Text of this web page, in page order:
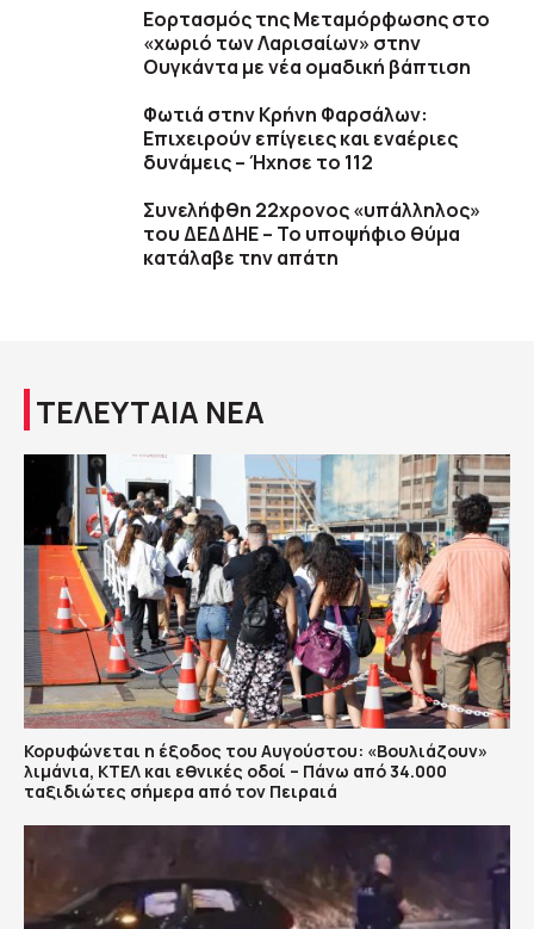
Εορτασμός της Μεταμόρφωσης στο
«χωριό των Λαρισαίων» στην
Ουγκάντα με νέα ομαδική βάπτιση
Φωτιά στην Κρήνη Φαρσάλων:
Επιχειρούν επίγειες και εναέριες
δυνάμεις – Ήχησε το 112
Συνελήφθη 22χρονος «υπάλληλος»
του ΔΕΔΔΗΕ – Το υποψήφιο θύμα
κατάλαβε την απάτη
ΤΕΛΕΥΤΑΙΑ ΝΕΑ
Κορυφώνεται η έξοδος του Αυγούστου: «Βουλιάζουν»
λιμάνια, ΚΤΕΛ και εθνικές οδοί – Πάνω από 34.000
ταξιδιώτες σήμερα από τον Πειραιά